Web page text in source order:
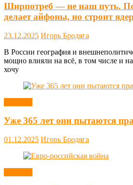
Ширпотреб — не наш путь.
делает айфоны, но строит
23.12.2025 Игорь Бродяга
В России география и
мощно влияли на всё, в том числе и
хочу
Уже 365 лет они пытаются
01.12.2025 Игорь Бродяга